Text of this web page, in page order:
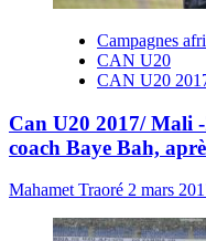
Campagnes
CAN U20
CAN U20
Can U20 2017/ Mali
coach Baye Bah,
Mahamet Traoré 2 mars